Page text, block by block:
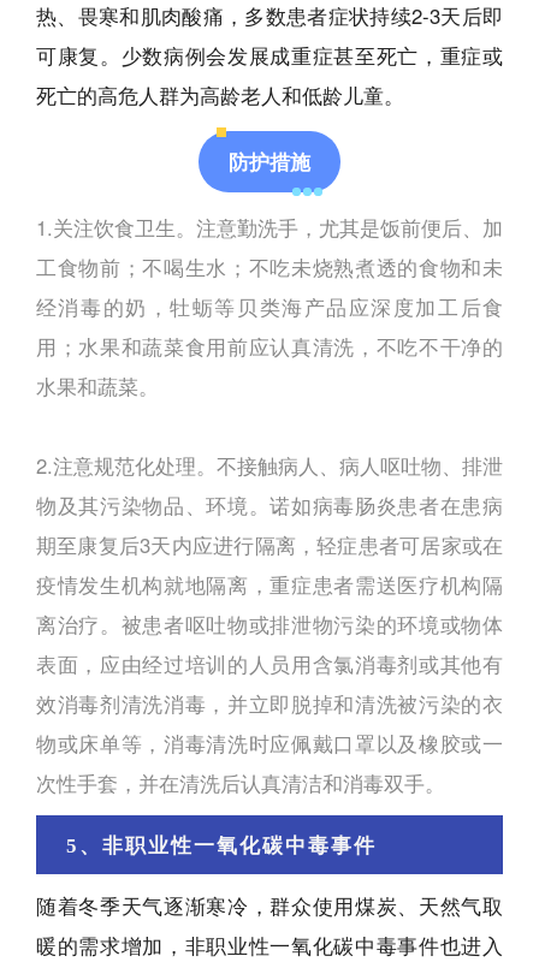
热、畏寒和肌肉酸痛，多数患者症状持续2-3天后即
可康复。少数病例会发展成重症甚至死亡，重症或
死亡的高危人群为高龄老人和低龄儿童。
防护措施
1.关注饮食卫生。注意勤洗手，尤其是饭前便后、加
工食物前；不喝生水；不吃未烧熟煮透的食物和未
经消毒的奶，牡蛎等贝类海产品应深度加工后食
用；水果和蔬菜食用前应认真清洗，不吃不干净的
水果和蔬菜。
2.注意规范化处理。不接触病人、病人呕吐物、排泄
物及其污染物品、环境。诺如病毒肠炎患者在患病
期至康复后3天内应进行隔离，轻症患者可居家或在
疫情发生机构就地隔离，重症患者需送医疗机构隔
离治疗。被患者呕吐物或排泄物污染的环境或物体
表面，应由经过培训的人员用含氯消毒剂或其他有
效消毒剂清洗消毒，并立即脱掉和清洗被污染的衣
物或床单等，消毒清洗时应佩戴口罩以及橡胶或一
次性手套，并在清洗后认真清洁和消毒双手。
5、非职业性一氧化碳中毒事件
随着冬季天气逐渐寒冷，群众使用煤炭、天然气取
暖的需求增加，非职业性一氧化碳中毒事件也进入